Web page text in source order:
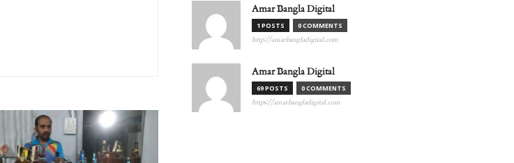
Amar Bangla Digital
1 POSTS 0 COMMENTS
http://amarbangladigital.com
Amar Bangla Digital
69 POSTS 0 COMMENTS
https://amarbangladigital.com